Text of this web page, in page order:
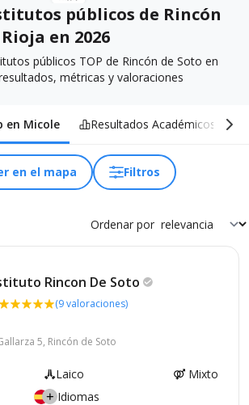
públicos de Rincón
en 2026
públicos TOP de Rincón de Soto en
métricas y valoraciones
en Micole Resultados Académicos
en el mapa Filtros
Ordenar por
Rincon De Soto
(9 valoraciones)
5, Rincón de Soto
Laico
Mixto
Idiomas